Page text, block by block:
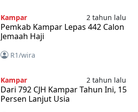
Kampar 2 tahun lalu
Pemkab Kampar Lepas 442 Calon
Jemaah Haji
R1/wira
Kampar 2 tahun lalu
Dari 792 CJH Kampar Tahun Ini, 15
Persen Lanjut Usia